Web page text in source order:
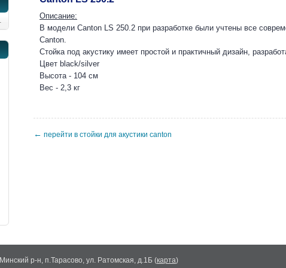
Описание:
В модели Canton LS 250.2 при разработке были учтены все
Canton.
Стойка под акустику имеет простой и практичный дизайн,
Цвет black/silver
Высота - 104 см
Вес - 2,3 кг
← перейти в стойки для акустики canton
Минский р-н, п.Тарасово, ул. Ратомская, д.1Б (карта)